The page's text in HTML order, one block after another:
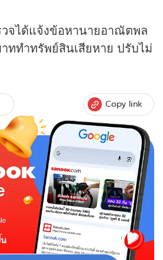
จได้แจ้งข้อหานายอาณัตพล
ททำทรัพย์สินเสียหาย ปรับไม่
Copy link